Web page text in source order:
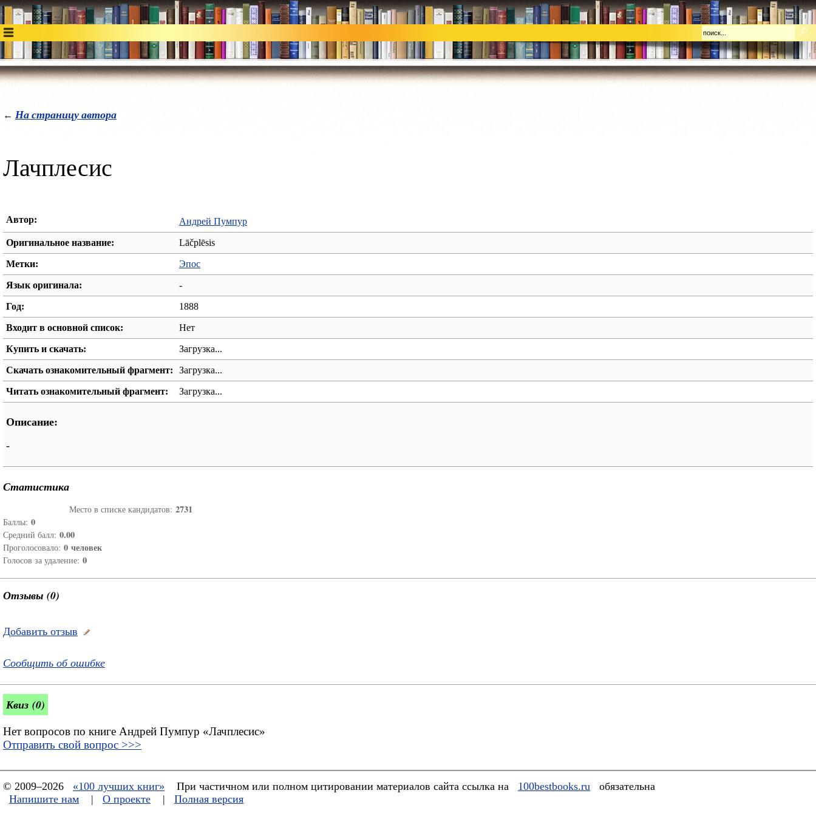
← На страницу автора
Лачплесис
Автор: Андрей Пумпур
Оригинальное название: Lāčplēsis
Метки: Эпос
Язык оригинала: -
Год: 1888
Входит в основной список: Нет
Купить и скачать: Загрузка...
Скачать ознакомительный фрагмент: Загрузка...
Читать ознакомительный фрагмент: Загрузка...
Описание:
-
Статистика
Место в списке кандидатов: 2731
Баллы: 0
Средний балл: 0.00
Проголосовало: 0 человек
Голосов за удаление: 0
Отзывы (0)
Добавить отзыв
Сообщить об ошибке
Квиз (0)
Нет вопросов по книге Андрей Пумпур «Лачплесис»
Отправить свой вопрос >>>
© 2009–2026 «100 лучших книг» При частичном или полном цитировании материалов сайта ссылка на 100bestbooks.ru
обязательна
Напишите нам
| О проекте | Полная версия